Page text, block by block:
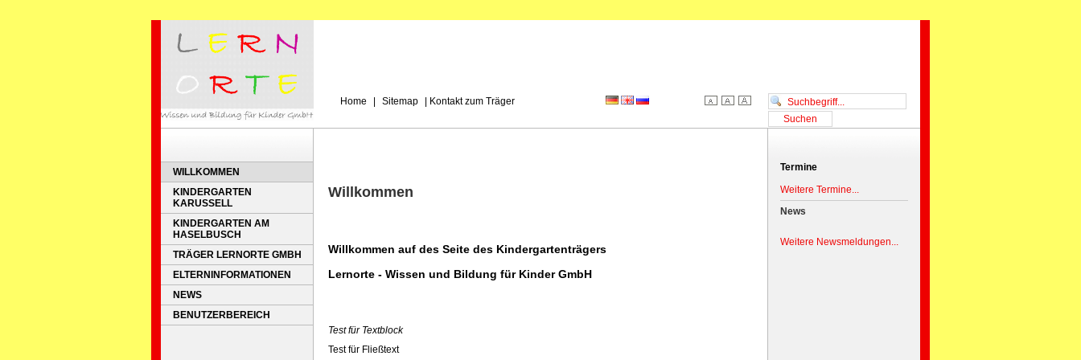
Home Sitemap Kontakt zum Träger
WILLKOMMEN
KINDERGARTEN
KARUSSELL
KINDERGARTEN AM
HASELBUSCH
TRÄGER LERNORTE GMBH
ELTERNINFORMATIONEN
NEWS
BENUTZERBEREICH
Willkommen
Willkommen auf des Seite des Kindergartenträgers
Lernorte - Wissen und Bildung für Kinder GmbH
Test für Textblock
Test für Fließtext
Termine
Weitere Termine...
News
Weitere Newsmeldungen...